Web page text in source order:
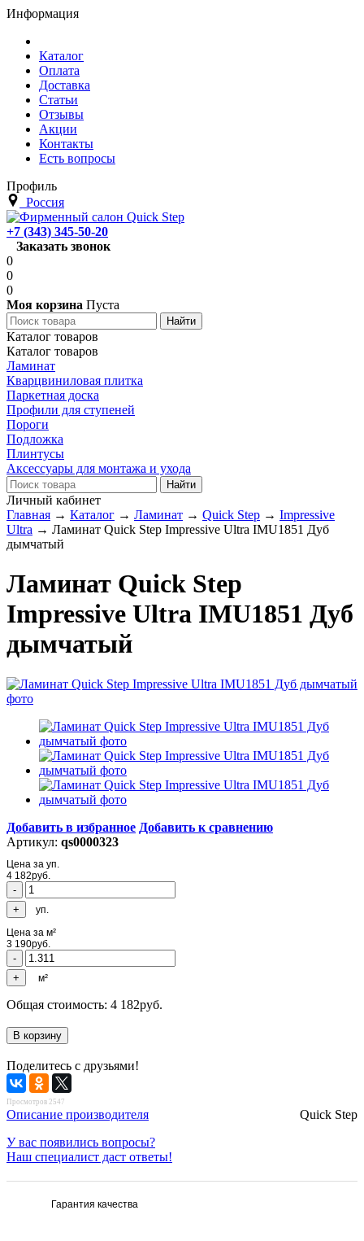
Информация
Каталог
Оплата
Доставка
Статьи
Отзывы
Акции
Контакты
Есть вопросы
Профиль
Россия
+7 (343) 345-50-20
Заказать звонок
0
0
0
Моя корзина Пуста
Каталог товаров
Каталог товаров
Ламинат
Кварцвиниловая плитка
Паркетная доска
Профили для ступеней
Пороги
Подложка
Плинтусы
Аксессуары для монтажа и ухода
Личный кабинет
Главная → Каталог → Ламинат → Quick Step → Impressive
Ultra → Ламинат Quick Step Impressive Ultra IMU1851 Дуб
дымчатый
Ламинат Quick Step
Impressive Ultra IMU1851 Дуб
дымчатый
Добавить в избранное Добавить к сравнению
Артикул: qs0000323
Цена за уп.
4 182руб.
уп.
Цена за м²
3 190руб.
м²
Общая стоимость: 4 182руб.
Поделитесь с друзьями!
Просмотров 2547
Quick Step
Описание производителя
У вас появились вопросы?
Наш специалист даст ответы!
Гарантия качества